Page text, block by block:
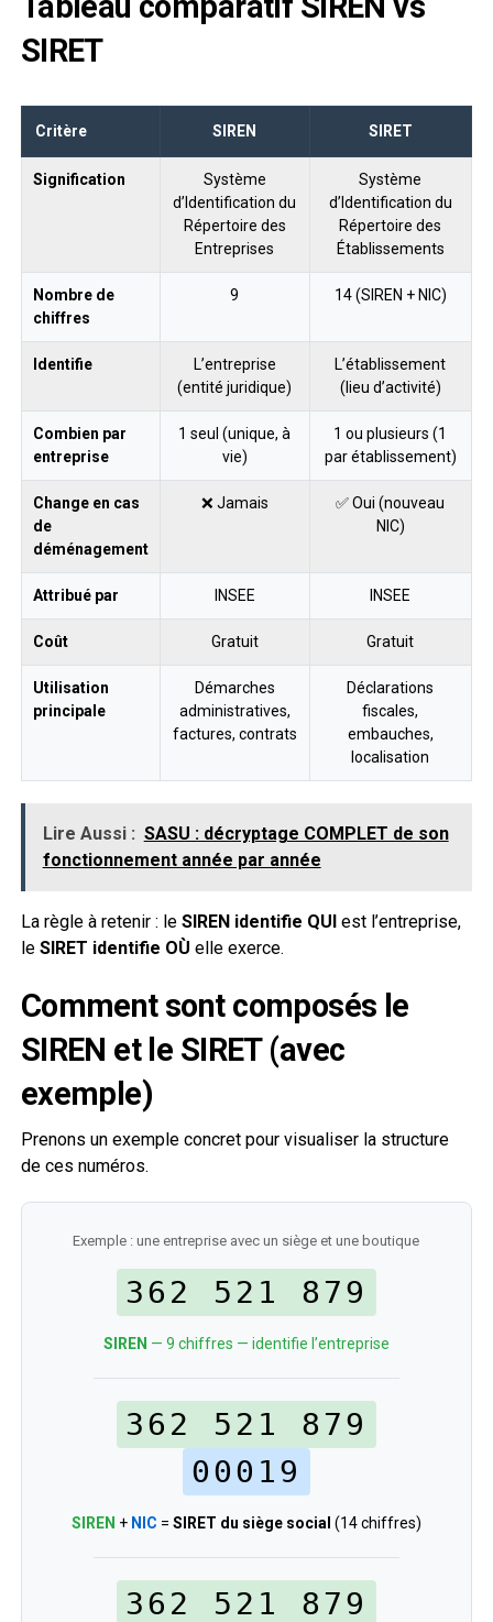
SIRET
Critère SIREN SIRET
Signification
Système
d’Identification du
Répertoire des
Entreprises
Système
d’Identification du
Répertoire des
Établissements
Nombre de
chiffres
9 14 (SIREN + NIC)
Identifie
L’entreprise
(entité juridique)
L’établissement
(lieu d’activité)
Combien par
entreprise
1 seul (unique, à
vie)
1 ou plusieurs (1
par établissement)
Change en cas
de
déménagement
❌ Jamais
✅ Oui (nouveau
NIC)
Attribué par INSEE INSEE
Coût Gratuit Gratuit
Utilisation
principale
Démarches
administratives,
factures, contrats
Déclarations
fiscales,
embauches,
localisation
Lire Aussi : SASU : décryptage COMPLET de son
fonctionnement année par année
La règle à retenir : le SIREN identifie QUIest l’entreprise,
le SIRET identifie OÙ elle exerce.
Comment sont composés le
SIREN et le SIRET (avec
exemple)
Prenons un exemple concret pour visualiser la structure
de ces numéros.
Exemple : une entreprise avec un siège et une boutique
362 521 879
SIREN — 9 chiffres — identifie l’entreprise
362 521 879
00019
SIREN + NIC = SIRET du siège social (14 chiffres)
362 521 879